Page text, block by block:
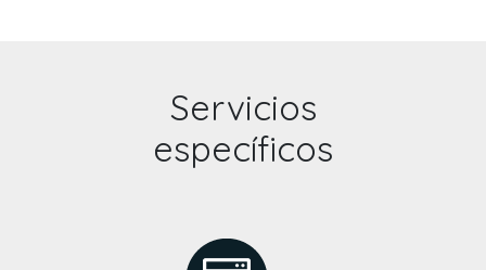
Servicios
específicos